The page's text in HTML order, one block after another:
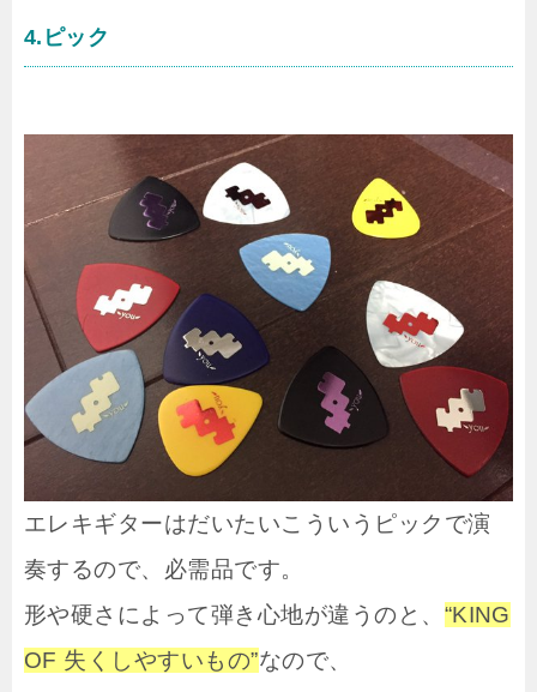
4.ピック
エレキギターはだいたいこういうピックで演
奏するので、必需品です。
形や硬さによって弾き心地が違うのと、 “KING
OF 失くしやすいもの”なので、